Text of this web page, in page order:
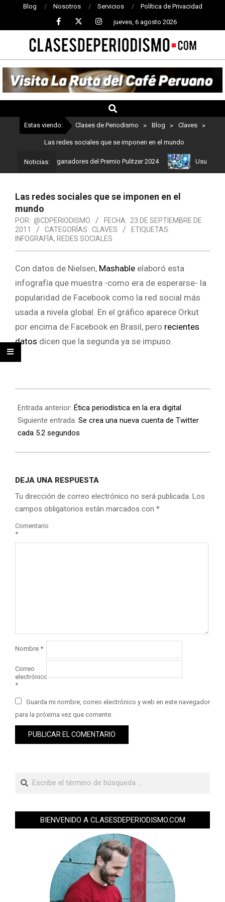
Blog Nosotros Servicios Política de Privacidad
jueves, 6 agosto 2026
CLASES
DE
PERIODISMO
Estas viendo: Clases de Periodismo > Blog > Claves >
Las redes sociales que se imponen en el mundo
Noticias:
Estos son los ganadores del Premio Pulitzer 2024 Usuarios de
Las redes sociales que se imponen en el
mundo
POR: @CDPERIODISMO FECHA: 23 DE SEPTIEMBRE DE
2011
CATEGORÍAS: CLAVES
ETIQUETAS:
INFOGRAFÍA, REDES SOCIALES
Con datos de Nielsen, Mashable elaboró esta
infografía que muestra -como era de esperarse- la
popularidad de Facebook como la red social más
usada a nivela global. En el gráfico aparece Orkut
por encima de Facebook en Brasil, pero recientes
datos dicen que la segunda ya se impuso.
Entrada anterior: Ética periodística en la era digital
Siguiente entrada: Se crea una nueva cuenta de Twitter
cada 5.2 segundos
DEJA UNA RESPUESTA
Tu dirección de correo electrónico no será publicada. Los
campos obligatorios están marcados con *
Comentario
*
Nombre *
Correo
electrónico
*
Guarda mi nombre, correo electrónico y web en este navegador
para la próxima vez que comente.
BIENVENIDO A CLASESDEPERIODISMO.COM